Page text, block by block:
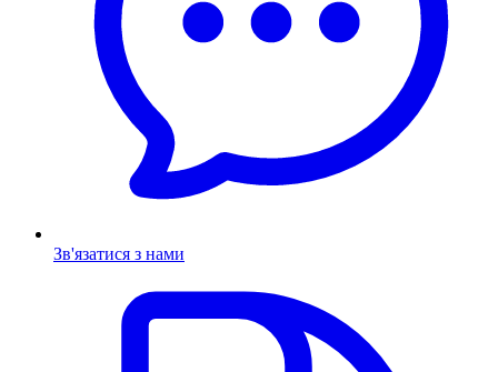
Зв'язатися з нами